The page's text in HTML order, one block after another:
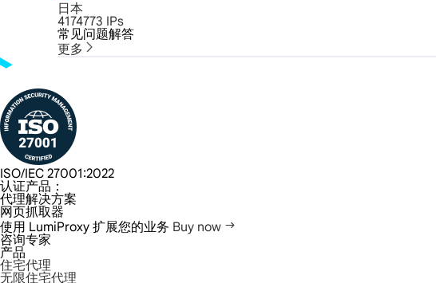
日本
4174773 IPs
常见问题解答
更多
ISO/IEC 27001:2022
认证产品：
代理解决方案
网页抓取器
使用 LumiProxy 扩展您的业务 Buy now
咨询专家
产品
住宅代理
无限住宅代理